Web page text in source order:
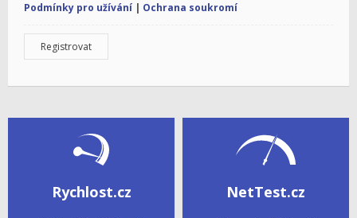
Podmínky pro užívání | Ochrana soukromí
Registrovat
Rychlost.cz NetTest.cz